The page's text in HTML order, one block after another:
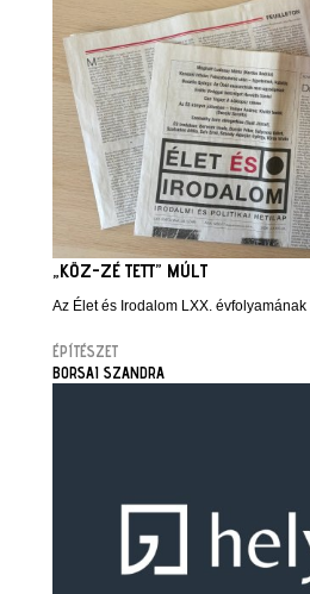
„KÖZ-ZÉ TETT” MÚLT
Az Élet és Irodalom LXX.
ÉPÍTÉSZET
BORSAI SZANDRA